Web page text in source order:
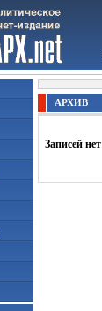
АРХИВ
Записей нет